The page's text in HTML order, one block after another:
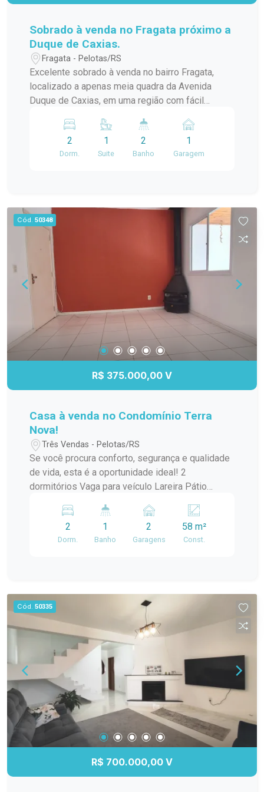
Sobrado à venda no Fragata próximo a
Duque de Caxias.
Fragata - Pelotas/RS
Excelente sobrado à venda no bairro Fragata,
localizado a apenas meia quadra da Avenida
Duque de Caxias, em uma região com fácil
transporte público e diversos comércios. O
imóvel oferece ambientes amplos e bem
distribuídos, com 2 dormitórios, sendo 1 suíte
churrasqueira e pátio, ideal para aproveitar
momentos em família e com amigos. Uma
excelente oportunidade para quem busca morar
em uma localização privilegiada, com praticidade
no dia a dia e um imóvel pronto para receber sua
família. Agende sua visita e venha conhecer seu
novo lar!
2
Dorm.
1
Suite
2
Banho
1
Garagem
Cód. 50348
R$ 375.000,00 V
Casa à venda no Condomínio Terra
Nova!
Três Vendas - Pelotas/RS
Se você procura conforto, segurança e qualidade
de vida, esta é a oportunidade ideal! 2
dormitórios Vaga para veículo Lareira Pátio
e segurança para toda a família. Agende sua
visita e venha conhecer seu novo lar!
2
Dorm.
1
Banho
2
Garagens
58 m²
Const.
Cód. 50335
R$ 700.000,00 V